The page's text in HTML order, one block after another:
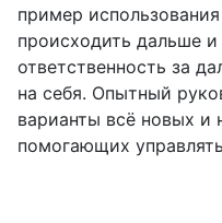
пример
происходить дальше и
ответственность за
на себя. Опытный
варианты всё новых и
помогающих